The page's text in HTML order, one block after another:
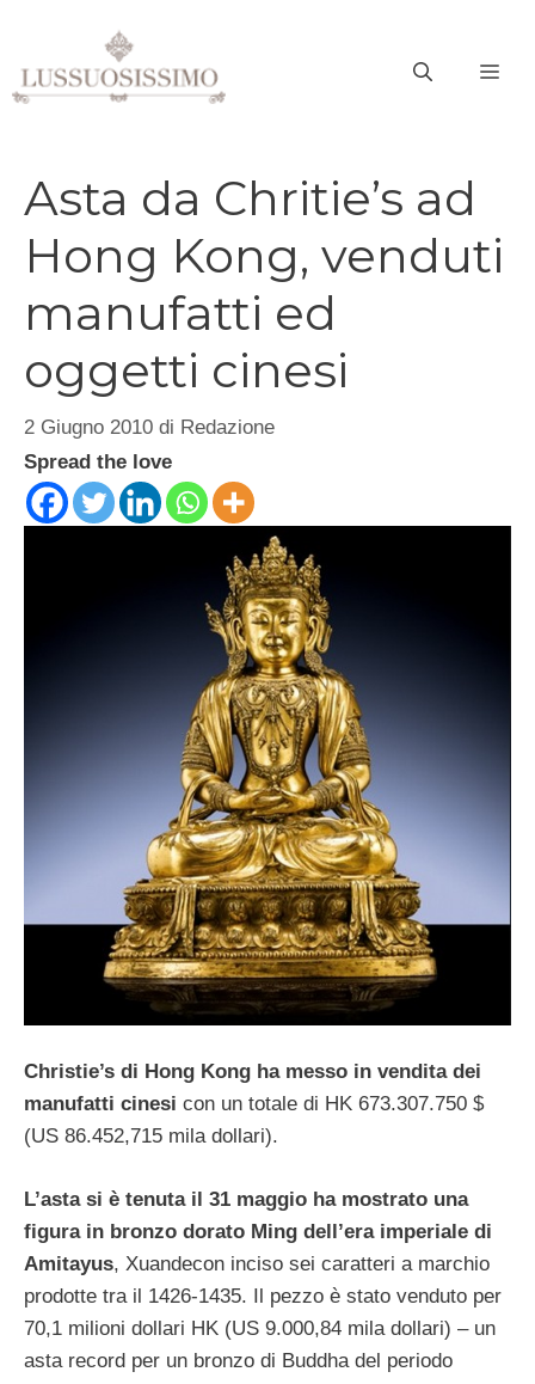
contenuto
Asta da Chritie’s ad
Hong Kong, venduti
manufatti ed
oggetti cinesi
2 Giugno 2010 di Redazione
Spread the love
Christie’s di Hong Kong ha messo in vendita dei
manufatti cinesi con un totale di HK 673.307.750 $
(US 86.452,715 mila dollari).
L’asta si è tenuta il 31 maggio ha mostrato una
figura in bronzo dorato Ming dell’era imperiale di
Amitayus, Xuandecon inciso sei caratteri a marchio
prodotte tra il 1426-1435. Il pezzo è stato venduto per
70,1 milioni dollari HK (US 9.000,84 mila dollari) – un
asta record per un bronzo di Buddha del periodo